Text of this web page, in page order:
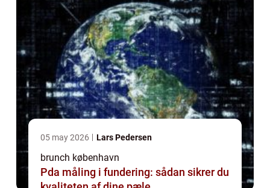
05 may 2026 Lars Pedersen
brunch københavn
Pda måling i fundering: sådan sikrer du